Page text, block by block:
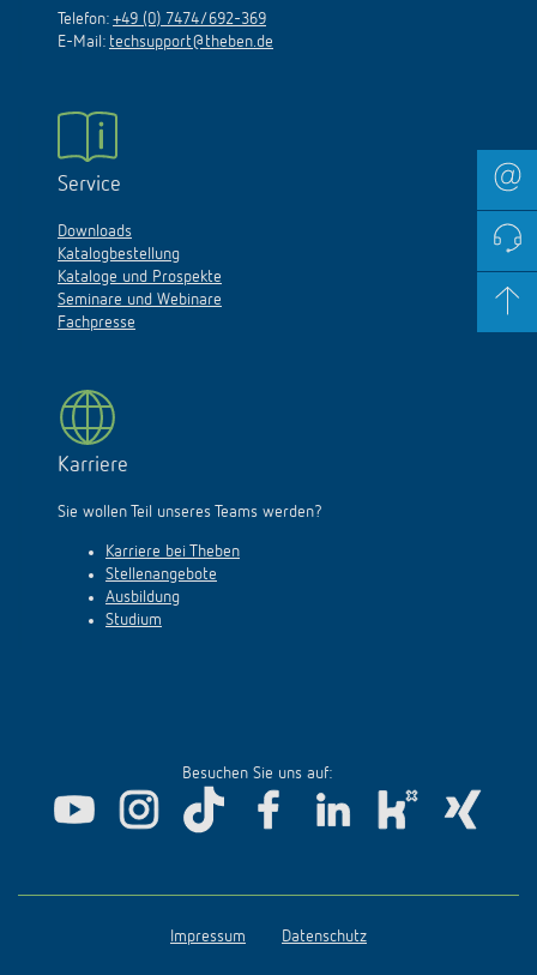
Telefon: +49 (0) 7474/692-369
E-Mail: techsupport@theben.de
Service
Downloads
Katalogbestellung
Kataloge und Prospekte
Seminare und Webinare
Fachpresse
Karriere
Sie wollen Teil unseres Teams werden?
Karriere bei Theben
Stellenangebote
Ausbildung
Studium
Besuchen Sie uns auf:
Impressum Datenschutz